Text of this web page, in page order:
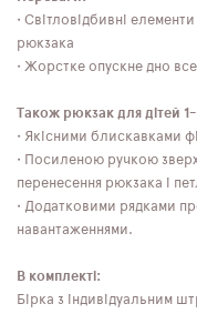
• Світловідбивні
рюкзака
• Жорстке опускне дно
Також рюкзак для дітей
• Якісними блискавками
• Посиленою ручкою
перенесення рюкзака і
• Додатковими рядками
навантаженнями.
В комплекті:
Бірка з індивідуальним